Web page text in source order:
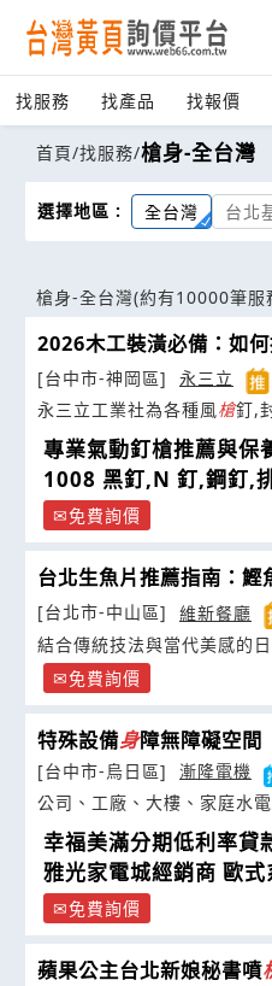
找服務 找產品 找報價
首頁/找服務/槍身-全台灣
選擇地區 : 全台灣 台北
槍身-全台灣(約有10000筆服
2026木工裝潢必備：如
[台中市-神岡區]
永三立
永三立工業社為各種風槍釘,
專業氣動釘槍推薦與保
1008 黑釘,N 釘,鋼釘,
免費詢價
台北生魚片推薦指南：鰹
[台北市-中山區]
維新餐廳
結合傳統技法與當代美感的
免費詢價
特殊設備身障無障礙空間
[台中市-烏日區]
漸隆電機
公司、工廠、大樓、家庭水
幸福美滿分期低利率貸
雅光家電城經銷商 歐
免費詢價
蘋果公主台北新娘秘書噴